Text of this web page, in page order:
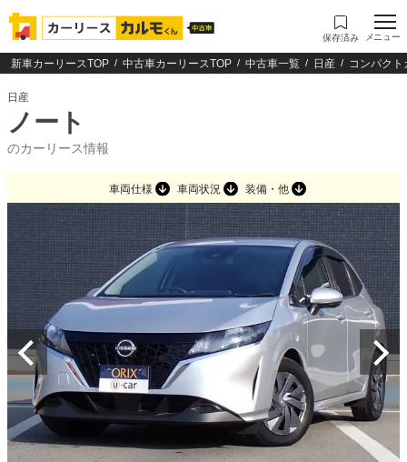
保存済み メニュー
新車カーリースTOP 中古車カーリースTOP 中古車一覧 日産 コンパクト
日産
ノート
のカーリース情報
車両仕様 車両状況 装備・他